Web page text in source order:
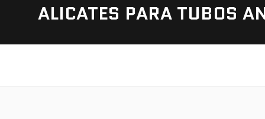
ALICATES PARA TUBOS